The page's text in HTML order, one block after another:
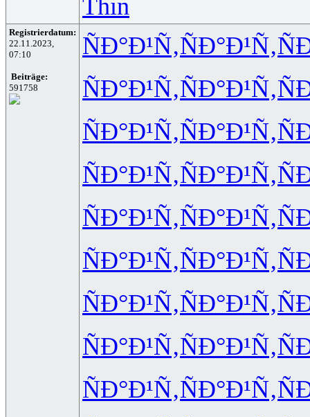
Thin
Registrierdatum:
22.11.2023,
07:10
Beiträge:
591758
ÑÐ°Ð¹Ñ‚ÑÐ°Ð¹Ñ‚
ÑÐ°Ð¹Ñ‚ÑÐ°Ð¹Ñ‚
ÑÐ°Ð¹Ñ‚ÑÐ°Ð¹Ñ‚
ÑÐ°Ð¹Ñ‚ÑÐ°Ð¹Ñ‚
ÑÐ°Ð¹Ñ‚ÑÐ°Ð¹Ñ‚
ÑÐ°Ð¹Ñ‚ÑÐ°Ð¹Ñ‚
ÑÐ°Ð¹Ñ‚ÑÐ°Ð¹Ñ‚
ÑÐ°Ð¹Ñ‚ÑÐ°Ð¹Ñ‚
ÑÐ°Ð¹Ñ‚ÑÐ°Ð¹Ñ‚